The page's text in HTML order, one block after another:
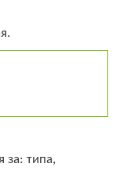
за: типа,